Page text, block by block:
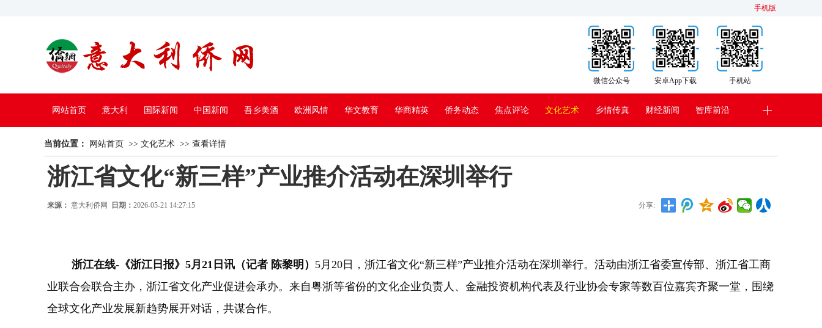
手机版
手机站
安卓App下载
微信公众号
网站首页 意大利 国际新闻 中国新闻 吾乡美酒 欧洲风情 华文教育 华商精英 侨务动态 焦点评论 文化艺术 乡情传真 财经新闻 智库前沿
中国电视
当前位置： 网站首页 >> 文化艺术 >> 查看详情
浙江省文化“新三样”产业推介活动在深圳举行
来源： 意大利侨网 日期： 2026-05-21 14:27:15 分享:
浙江在线-《浙江日报》5月21日讯（记者 陈黎明） 5月20日，浙江省文化“新三样”产业推介活动在深圳举行。活动由浙江省委宣传部、浙江省工商
业联合会联合主办，浙江省文化产业促进会承办。来自粤浙等省份的文化企业负责人、金融投资机构代表及行业协会专家等数百位嘉宾齐聚一堂，围绕
全球文化产业发展新趋势展开对话，共谋合作。